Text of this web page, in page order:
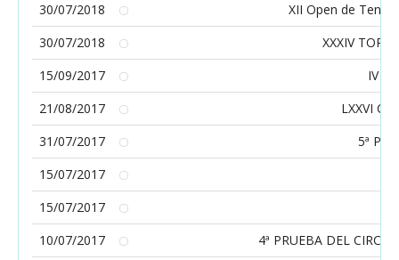
30/07/2018
XII Open de Tenis
30/07/2018
XXXIV
15/09/2017
IV
21/08/2017
LXXVI
31/07/2017
5ª
15/07/2017
15/07/2017
10/07/2017
4ª PRUEBA DEL